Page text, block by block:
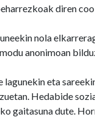
diren
nola
anonimoan
eta
Hedabide
gaitasuna dute.